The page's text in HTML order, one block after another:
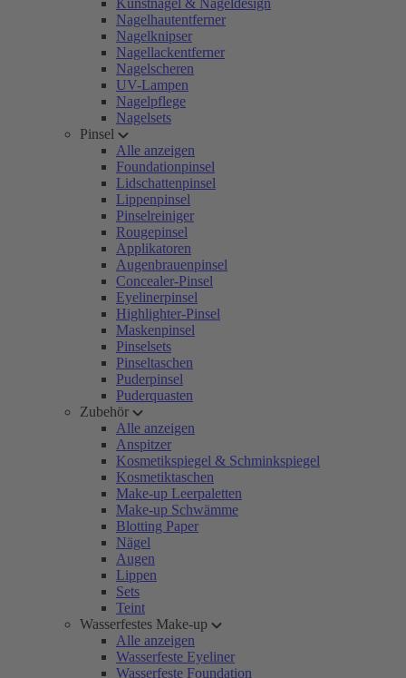
Kunstnägel & Nageldesign
Nagelhautentferner
Nagelknipser
Nagellackentferner
Nagelscheren
UV-Lampen
Nagelpflege
Nagelsets
Pinsel
Alle anzeigen
Foundationpinsel
Lidschattenpinsel
Lippenpinsel
Pinselreiniger
Rougepinsel
Applikatoren
Augenbrauenpinsel
Concealer-Pinsel
Eyelinerpinsel
Highlighter-Pinsel
Maskenpinsel
Pinselsets
Pinseltaschen
Puderpinsel
Puderquasten
Zubehör
Alle anzeigen
Anspitzer
Kosmetikspiegel & Schminkspiegel
Kosmetiktaschen
Make-up Leerpaletten
Make-up Schwämme
Blotting Paper
Nägel
Augen
Lippen
Sets
Teint
Wasserfestes Make-up
Alle anzeigen
Wasserfeste Eyeliner
Wasserfeste Foundation